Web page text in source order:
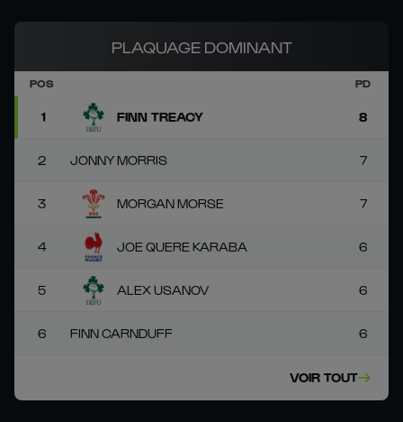
PLAQUAGE DOMINANT
POS PD
1 FINN TREACY 8
2 JONNY MORRIS 7
3 MORGAN MORSE 7
4 JOE QUERE KARABA 6
5 ALEX USANOV 6
6 FINN CARNDUFF 6
VOIR TOUT